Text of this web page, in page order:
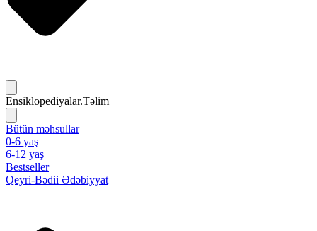
Ensiklopediyalar.Təlim
Bütün məhsullar
0-6 yaş
6-12 yaş
Bestseller
Qeyri-Bədii Ədəbiyyat